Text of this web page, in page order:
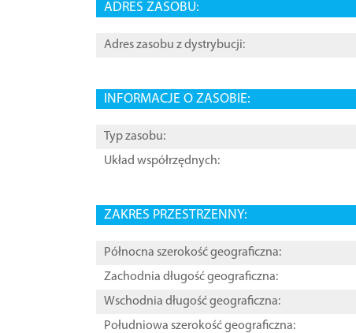
ADRES ZASOBU:
Adres zasobu z dystrybucji:
INFORMACJE O ZASOBIE:
Typ zasobu:
Układ współrzędnych:
ZAKRES PRZESTRZENNY:
Północna szerokość geograficzna:
Zachodnia długość geograficzna:
Wschodnia długość geograficzna:
Południowa szerokość geograficzna: